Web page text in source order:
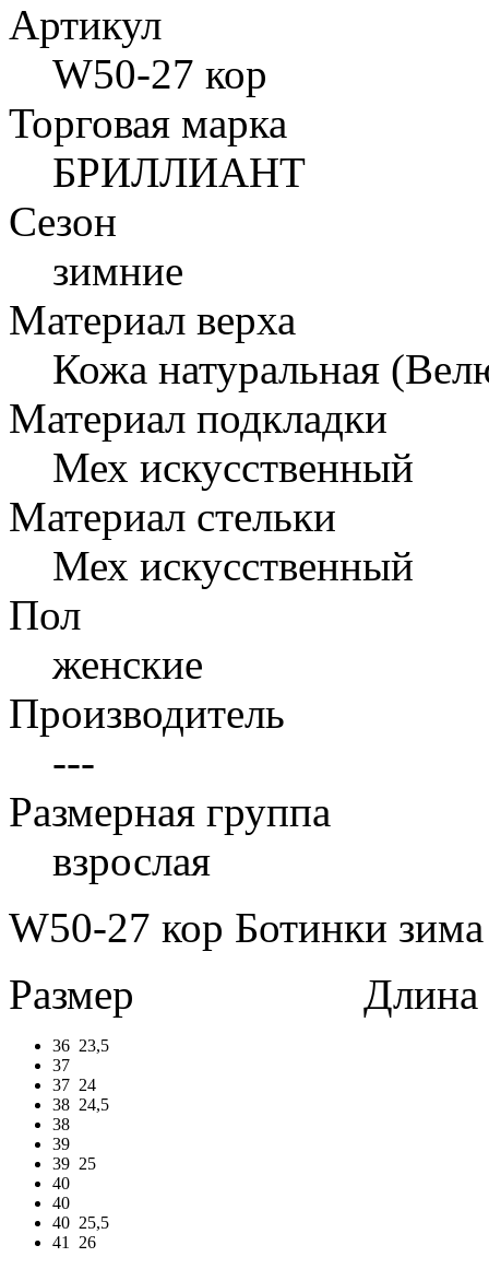
Артикул
W50-27 кор
Торговая марка
БРИЛЛИАНТ
Сезон
зимние
Материал верха
Кожа натуральная
Материал подкладки
Мех искусственный
Материал стельки
Мех искусственный
Пол
женские
Производитель
---
Размерная группа
взрослая
W50-27 кор Ботинки
Размер
Длина в
36 23,5
37
37 24
38 24,5
38
39
39 25
40
40
40 25,5
41
26